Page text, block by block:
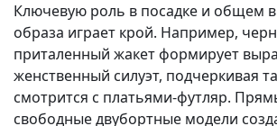
Ключевую роль в посадке и общем
образа играет крой. Например,
приталенный жакет формирует
женственный силуэт, подчеркивая
смотрится с платьями-футляр.
свободные двубортные модели